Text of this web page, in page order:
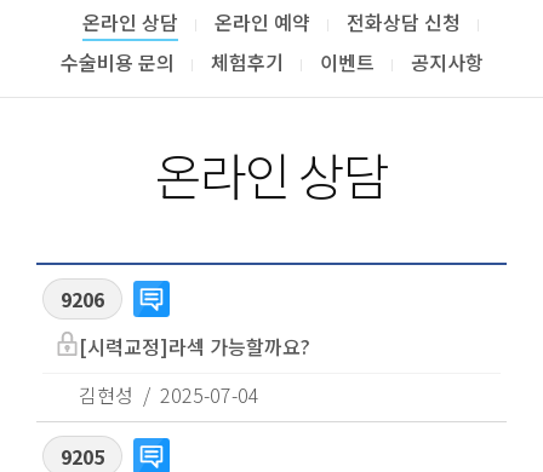
온라인 상담 온라인 예약
전화상담 신청
수술비용 문의
체험후기 이벤트 공지사항
온라인 상담
9206
[시력교정]라섹 가능할까요?
김현성
2025-07-04
9205